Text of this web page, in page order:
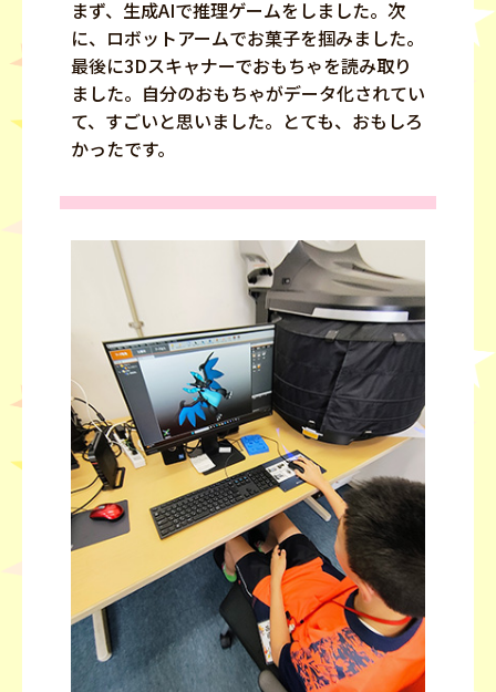
まず、生成AIで推理ゲームをしました。次
に、ロボットアームでお菓子を掴みました。
最後に3Dスキャナーでおもちゃを読み取り
ました。自分のおもちゃがデータ化されてい
て、すごいと思いました。とても、おもしろ
かったです。